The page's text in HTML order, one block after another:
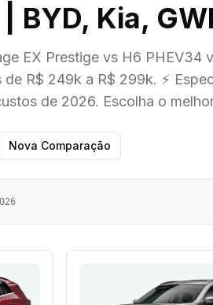
BYD, Kia,
EX Prestige vs H6 PHEV34
R$ 249k a R$ 299k. ⚡
de 2026. Escolha o
Nova Comparação